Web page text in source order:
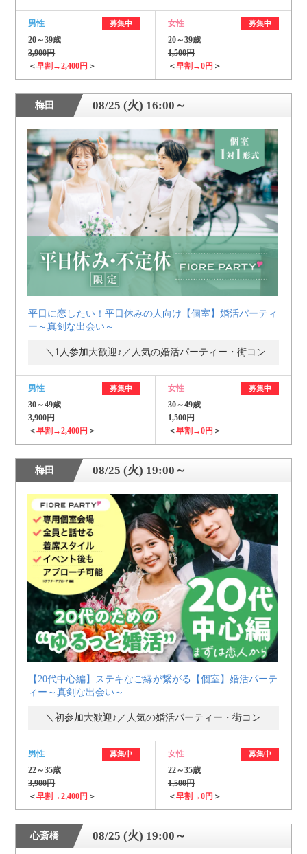
男性 募集中
20～39歳
3,900円
＜早割→2,400円 ＞
女性 募集中
20～39歳
1,500円
＜早割→0円 ＞
梅田 08/25 (火) 16:00～
平日に恋したい！平日休みの人向け【個室】婚活パーティ
ー～真剣な出会い～
＼1人参加大歓迎♪／人気の婚活パーティー・街コン
男性 募集中
30～49歳
3,900円
＜早割→2,400円 ＞
女性 募集中
30～49歳
1,500円
＜早割→0円 ＞
梅田 08/25 (火) 19:00～
【20代中心編】ステキなご縁が繋がる【個室】婚活パーテ
ィー～真剣な出会い～
＼初参加大歓迎♪／人気の婚活パーティー・街コン
男性 募集中
22～35歳
3,900円
＜早割→2,400円 ＞
女性 募集中
22～35歳
1,500円
＜早割→0円 ＞
心斎橋 08/25 (火) 19:00～